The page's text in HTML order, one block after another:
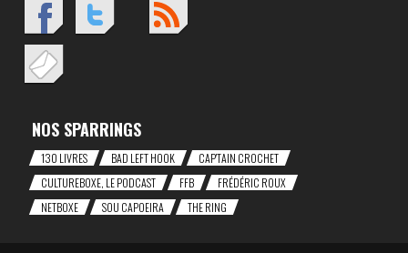
NOS SPARRINGS
130 LIVRES BAD LEFT HOOK
CAP'TAIN CROCHET
CULTUREBOXE, LE PODCAST
FFB
FRÉDÉRIC ROUX
NETBOXE
SOU CAPOEIRA THE RING